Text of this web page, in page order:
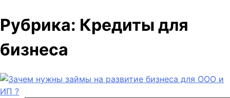
Рубрика: Кредиты для
бизнеса